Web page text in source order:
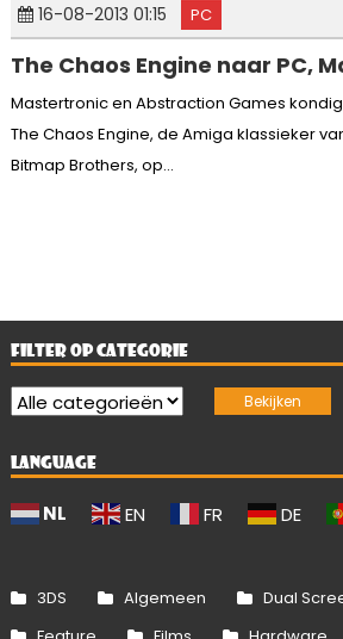
16-08-2013 01:15 PC
The Chaos Engine naar PC,
Mastertronic en Abstraction Games
The Chaos Engine, de Amiga klassieker
Bitmap Brothers, op...
FILTER OP CATEGORIE
LANGUAGE
NL EN FR DE
3DS Algemeen Dual